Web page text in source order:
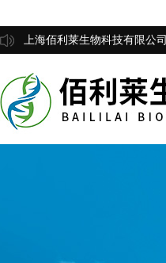
上海佰利莱生物科技有限公司